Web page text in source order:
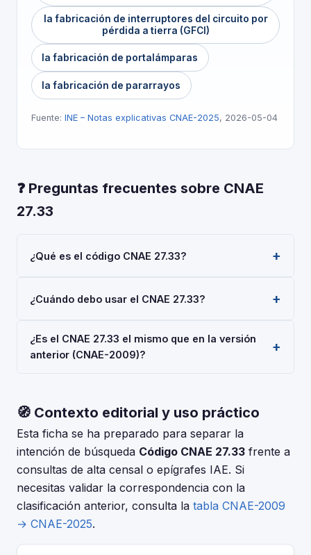
la fabricación de interruptores del circuito por
pérdida a tierra (GFCI)
la fabricación de portalámparas
la fabricación de pararrayos
Fuente: INE – Notas explicativas CNAE-2025, 2026-05-04
❓ Preguntas frecuentes sobre CNAE
27.33
¿Qué es el código CNAE 27.33?
dispositivos de cableado', según la Clasificación
2025), aprobada por Real Decreto 10/2025. Es un
código de nivel 'Clase' usado en registros oficiales
¿Cuándo debo usar el CNAE 27.33?
'Fabricación de dispositivos de cableado'. Deberás
indicarlo al darte de alta en la Seguridad Social
¿Es el CNAE 27.33 el mismo que en la versión
anterior (CNAE-2009)?
para verificar si el código 27.33 tuvo modificaciones. El
periodo de adaptación fue hasta el 30 de junio de
2025.
🧭 Contexto editorial y uso práctico
Esta ficha se ha preparado para separar la
intención de búsqueda Código CNAE 27.33 frente a
consultas de alta censal o epígrafes IAE. Si
necesitas validar la correspondencia con la
clasificación anterior, consulta la tabla CNAE-2009
→ CNAE-2025.